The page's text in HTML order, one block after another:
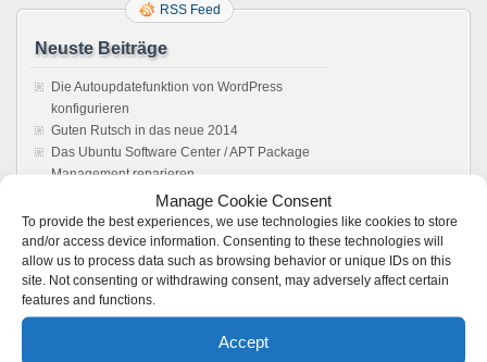
Manage Cookie Consent
To provide the best experiences, we use technologies like cookies to store
and/or access device information. Consenting to these technologies will
allow us to process data such as browsing behavior or unique IDs on this
site. Not consenting or withdrawing consent, may adversely affect certain
features and functions.
Accept
RSS Feed
Neuste Beiträge
Die Autoupdatefunktion von WordPress
konfigurieren
Guten Rutsch in das neue 2014
Das Ubuntu Software Center / APT Package
Management reparieren
Howto: Windows rebooten aus einer Remote
Desktop Verbindung
Sonos Windows Controller 4.1 unter Wine,
Anleitung. Es läuft !
Feedback
Vmware server: Browser does not load user